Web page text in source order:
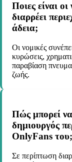
Ποιες είναι οι
διαρρέει
άδεια;
Οι νομικές
κυρώσεις,
παραβίαση
ζωής.
Πώς μπορεί να
δημιουργός
OnlyFans του;
Σε περίπτωση